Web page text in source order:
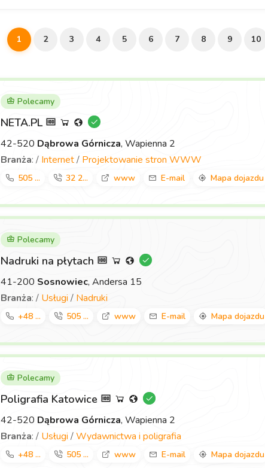
1 2 3 4 5 6 7 8 9 10
Polecamy
NETA.PL
42-520 Dąbrowa Górnicza, Wapienna 2
Branża: / Internet/ Projektowanie stron WWW
505 ... 32 2... www E-mail Mapa dojazdu
Polecamy
Nadruki na płytach
41-200 Sosnowiec, Andersa 15
Branża: / Usługi / Nadruki
+48 ... 505 ... www E-mail Mapa dojazdu
Polecamy
Poligrafia Katowice
42-520 Dąbrowa Górnicza, Wapienna 2
Branża: / Usługi /Wydawnictwa i poligrafia
+48 ... 505 ... www E-mail Mapa dojazdu